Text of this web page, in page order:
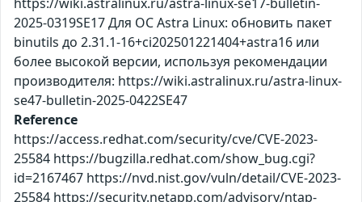
2025-0319SE17 Для ОС Astra Linux: обновить пакет
binutils до 2.31.1-16+ci202501221404+astra16 или
более высокой версии, используя рекомендации
производителя: https://wiki.astralinux.ru/astra-linux-
se47-bulletin-2025-0422SE47
Reference
https://access.redhat.com/security/cve/CVE-2023-
25584 https://bugzilla.redhat.com/show_bug.cgi?
id=2167467 https://nvd.nist.gov/vuln/detail/CVE-2023-
25584 https://security.netapp.com/advisory/ntap-